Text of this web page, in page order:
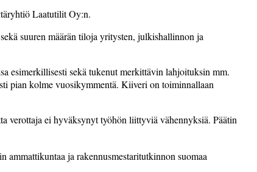
Laatutilit Oy:n.
suuren määrän tiloja yritysten, julkishallinnon ja
esimerkillisesti sekä tukenut merkittävin lahjoituksin mm.
pian kolme vuosikymmentä. Kiiveri on toiminnallaan
verottaja ei hyväksynyt työhön liittyviä vähennyksiä. Päätin
ja rakennusmestaritutkinnon suomaa